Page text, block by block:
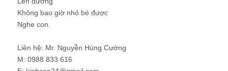
Không bao giờ nhỏ bé được
Nghe con.
Liên hệ: Mr. Nguyễn Hùng Cường
M: 0988 833 616